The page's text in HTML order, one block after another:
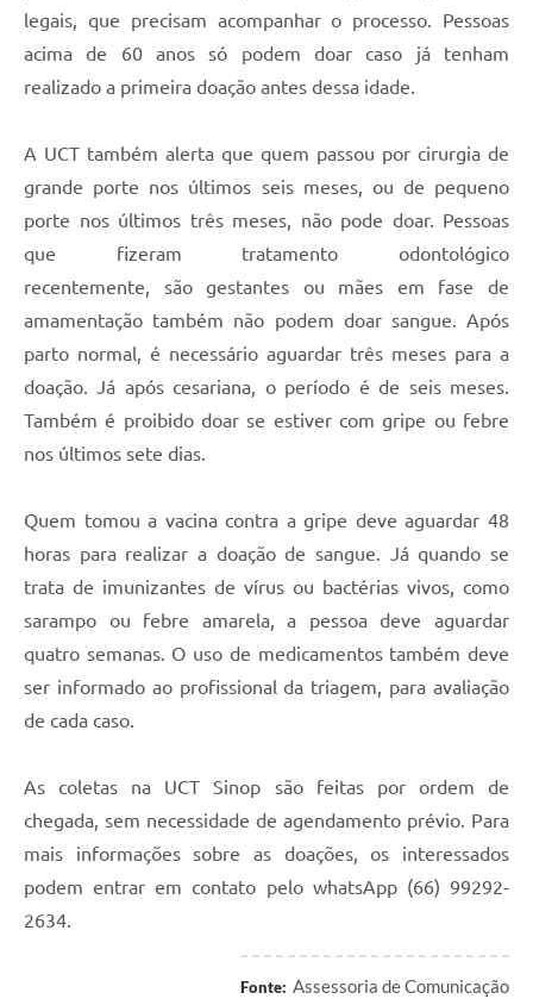
legais, que precisam acompanhar o processo. Pessoas
acima de 60 anos só podem doar caso já tenham
realizado a primeira doação antes dessa idade.
A UCT também alerta que quem passou por cirurgia de
grande porte nos últimos seis meses, ou de pequeno
porte nos últimos três meses, não pode doar. Pessoas
que fizeram tratamento odontológico
recentemente, são gestantes ou mães em fase de
amamentação também não podem doar sangue. Após
parto normal, é necessário aguardar três meses para a
doação. Já após cesariana, o período é de seis meses.
Também é proibido doar se estiver com gripe ou febre
nos últimos sete dias.
Quem tomou a vacina contra a gripe deve aguardar 48
horas para realizar a doação de sangue. Já quando se
trata de imunizantes de vírus ou bactérias vivos, como
sarampo ou febre amarela, a pessoa deve aguardar
quatro semanas. O uso de medicamentos também deve
ser informado ao profissional da triagem, para avaliação
de cada caso.
As coletas na UCT Sinop são feitas por ordem de
chegada, sem necessidade de agendamento prévio. Para
mais informações sobre as doações, os interessados
podem entrar em contato pelo whatsApp (66) 99292-
2634.
Fonte: Assessoria de Comunicação